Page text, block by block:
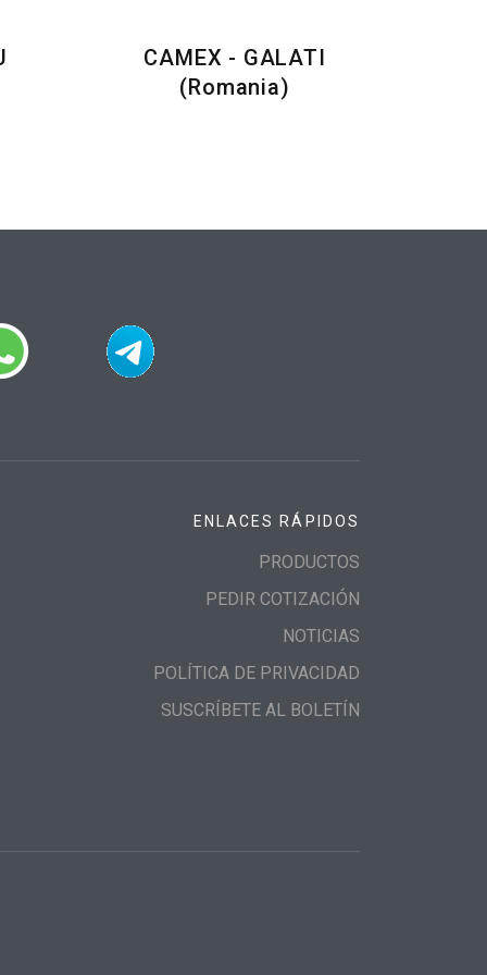
CAMEX - GALATI
(Romania)
ENLACES RÁPIDOS
PRODUCTOS
PEDIR COTIZACIÓN
NOTICIAS
POLÍTICA DE PRIVACIDAD
SUSCRÍBETE AL BOLETÍN